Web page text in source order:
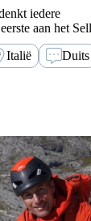
iedere
aan het
van de
aan
Italië
Duits